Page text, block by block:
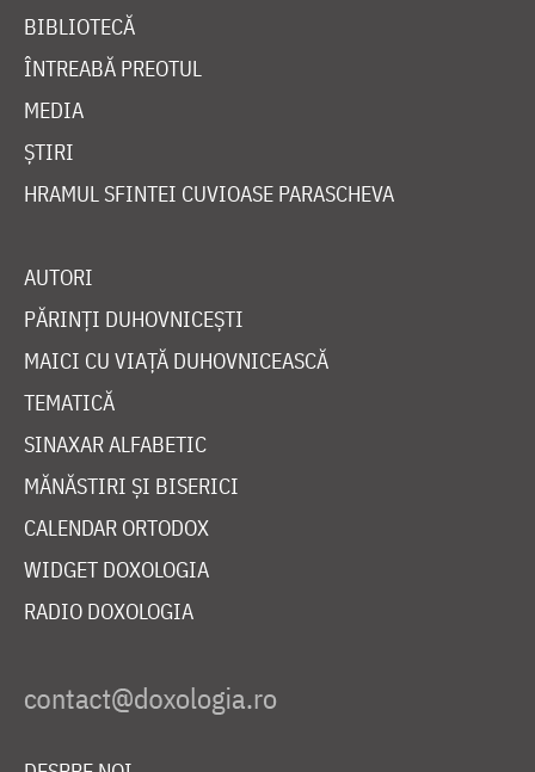
BIBLIOTECĂ
ÎNTREABĂ PREOTUL
MEDIA
ȘTIRI
HRAMUL SFINTEI CUVIOASE PARASCHEVA
AUTORI
PĂRINȚI DUHOVNICEȘTI
MAICI CU VIAȚĂ DUHOVNICEASCĂ
TEMATICĂ
SINAXAR ALFABETIC
MĂNĂSTIRI ȘI BISERICI
CALENDAR ORTODOX
WIDGET DOXOLOGIA
RADIO DOXOLOGIA